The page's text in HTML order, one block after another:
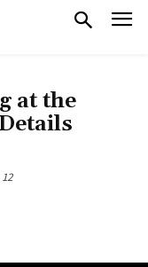
at the
12